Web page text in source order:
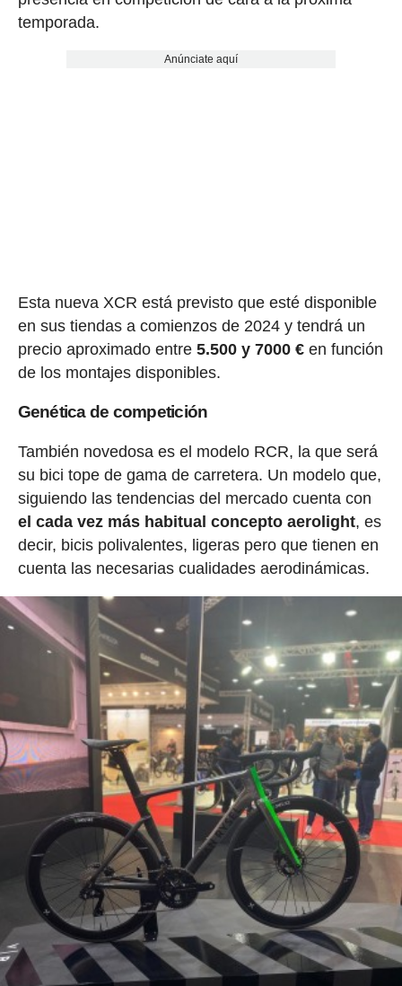
temporada.
Anúnciate aquí
Esta nueva XCR está previsto que esté disponible
en sus tiendas a comienzos de 2024 y tendrá un
precio aproximado entre 5.500 y 7000 €en función
de los montajes disponibles.
Genética de competición
También novedosa es el modelo RCR, la que será
su bici tope de gama de carretera. Un modelo que,
siguiendo las tendencias del mercado cuenta con
el cada vez más habitual concepto aerolight, es
decir, bicis polivalentes, ligeras pero que tienen en
cuenta las necesarias cualidades aerodinámicas.